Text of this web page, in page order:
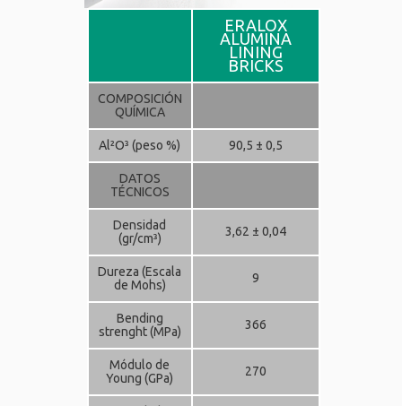
ERALOX
ALUMINA
LINING
BRICKS
COMPOSICIÓN
QUÍMICA
Al²O³ (peso %) 90,5 ± 0,5
DATOS
TÉCNICOS
Densidad
(gr/cm³)
3,62 ± 0,04
Dureza (Escala
de Mohs)
9
Bending
strenght (MPa)
366
Módulo de
Young (GPa)
270